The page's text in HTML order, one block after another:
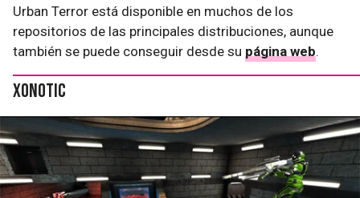
Urban Terror está disponible en muchos de los
repositorios de las principales distribuciones, aunque
también se puede conseguir desde su página web.
Xonotic